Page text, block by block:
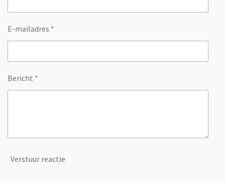
E-mailadres *
Bericht *
Verstuur reactie